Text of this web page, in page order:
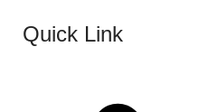
Quick Link